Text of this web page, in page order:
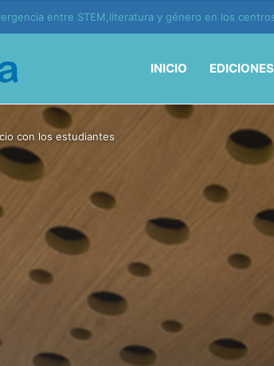
educación y vida en la era de la IA
INICIO EDICIONES
con los estudiantes